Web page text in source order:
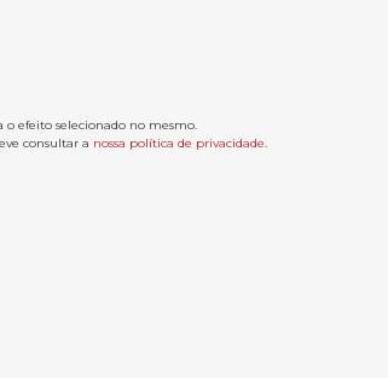
efeito selecionado no mesmo.
consultar a nossa política de privacidade.